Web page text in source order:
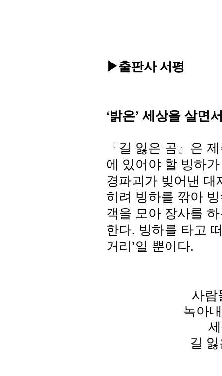
▶출판사 서평
‘밝은’ 세상을 살면
『길 잃은 곰』은
에 있어야 할 빙하
경파괴가 빚어낸
히려 빙하를 깎아
객을 모아 장사를
한다. 빙하를 타고
거리’일 뿐이다.
사람
녹아
길